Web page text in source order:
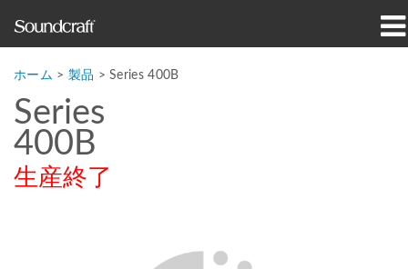
導入事例とニュース
購入先
ホーム > 製品 >Series 400B
Series
400B
生産終了